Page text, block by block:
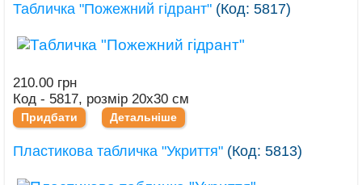
Табличка "Пожежний гідрант" (Код:5817)
210.00 грн
Код - 5817, розмір 20х30 см
Придбати Детальніше
Пластикова табличка "Укриття" (Код:5813)